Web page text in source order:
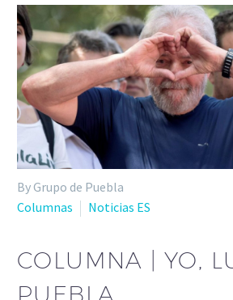
By Grupo de Puebla
Columnas
Noticias ES
COLUMNA | YO,
PUEBLA